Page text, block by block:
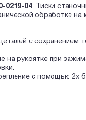
0219-04
Тиски
обработке на
с сохранением
рукоятке при
с помощью 2х